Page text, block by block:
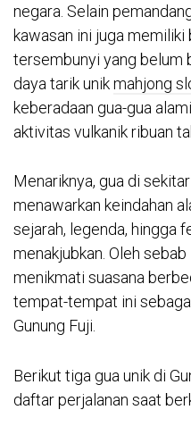
negara. Selain
kawasan ini juga memiliki
tersembunyi yang belum
daya tarik unikmahjong
keberadaan gua-gua
aktivitas vulkanik ribuan
Menariknya, gua di
menawarkan keindahan
sejarah, legenda, hingga
menakjubkan. Oleh
menikmati suasana
tempat-tempat ini
Gunung Fuji.
Berikut tiga gua unik di
daftar perjalanan saat